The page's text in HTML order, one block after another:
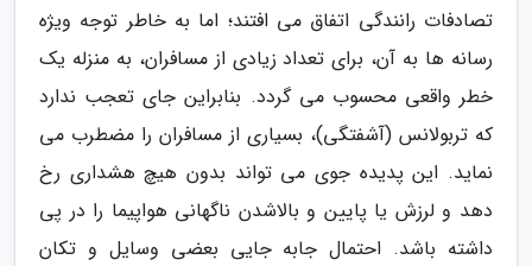
تصادفات رانندگی اتفاق می افتند؛ اما به خاطر توجه ویژه
رسانه ها به آن، برای تعداد زیادی از مسافران، به منزله یک
خطر واقعی محسوب می گردد. بنابراین جای تعجب ندارد
که تربولانس (آشفتگی)، بسیاری از مسافران را مضطرب می
نماید. این پدیده جوی می تواند بدون هیچ هشداری رخ
دهد و لرزش یا پایین و بالاشدن ناگهانی هواپیما را در پی
داشته باشد. احتمال جابه جایی بعضی وسایل و تکان